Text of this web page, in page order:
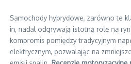
Samochody hybrydowe, zarówno te
in, nadal odgrywają istotną rolę na
kompromis pomiędzy tradycyjnym
elektrycznym, pozwalając na